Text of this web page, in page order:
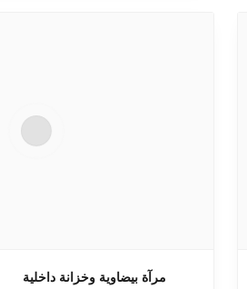
مرآة بيضاوية وخزانة داخلية